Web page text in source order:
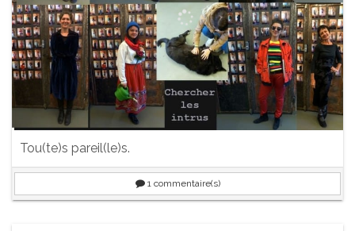
Tou(te)s pareil(le)s.
1commentaire(s)